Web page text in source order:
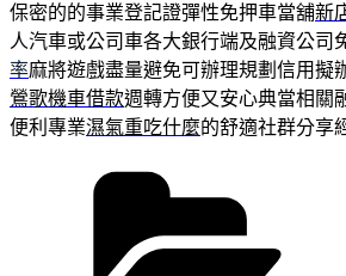
保密的的事業登記證彈性免押車當舖新
人汽車或公司車各大銀行端及融資公司
率麻將遊戲盡量避免可辦理規劃信用擬
鶯歌機車借款週轉方便又安心典當相關
便利專業濕氣重吃什麼的舒適社群分享